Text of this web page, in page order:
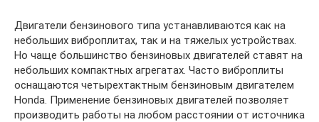
Двигатели бензинового типа устанавливаются как на
небольших виброплитах, так и на тяжелых устройствах.
Но чаще большинство бензиновых двигателей ставят на
небольших компактных агрегатах. Часто виброплиты
оснащаются четырехтактным бензиновым двигателем
Honda. Применение бензиновых двигателей позволяет
производить работы на любом расстоянии от источника